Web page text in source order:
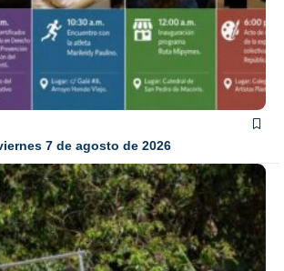
7 de agosto de 2026